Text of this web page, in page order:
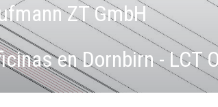
ZT GmbH
en Dornbirn - LCT